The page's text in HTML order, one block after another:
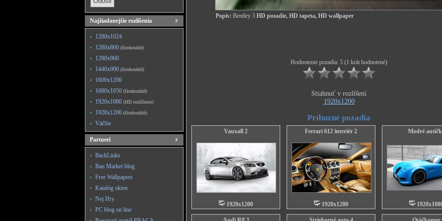
Najžiadanejšie rozlíšenia
1280x1024
1280x800 (širokouhlé)
1280x960
1440x900 (širokouhlé)
1600x1200
1680x1050 (širokouhlé)
1920x1080 (HD rozlíšenie)
1920x1200 (širokouhlé)
Väčšie
Partneri
BackLinks
Bau Market blog
Free Wallpapers
Katalóg okien
Nej Hry
PC blog on line
Popis: Bentley 3 HD pozadie, HD tapeta, HD wallpaper
Hodnotenie pozadia: 5 (1 krát hodnotené)
Stiahnuť v rozlíšení
1920x1200
Príbuzné pozadia
Vauxall 2
1920x1200
Ferrari 612 interiér 2
1920x1200
Modré